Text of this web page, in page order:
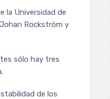
la Universidad de
Rockström y
sólo hay tres
de los